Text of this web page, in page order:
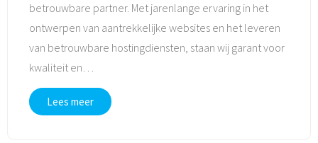
betrouwbare partner. Met jarenlange ervaring in het
ontwerpen van aantrekkelijke websites en het leveren
van betrouwbare hostingdiensten, staan wij garant voor
kwaliteit en…
Lees meer